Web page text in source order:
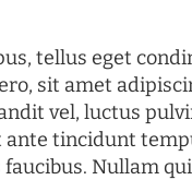
tellus eget
sit amet
vel, luctus
ante tincidunt
Nullam